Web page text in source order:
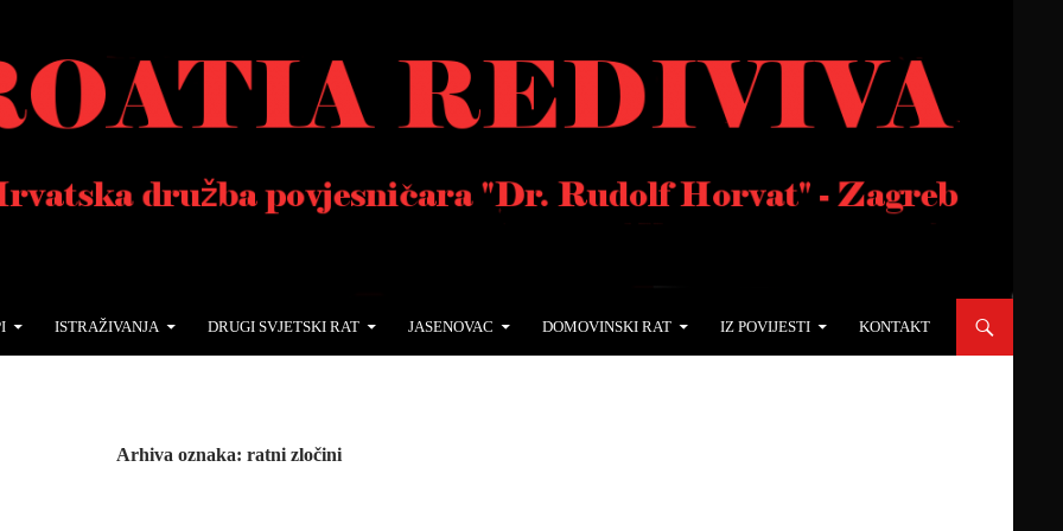
ISTRAŽIVANJA DRUGI SVJETSKI RAT JASENOVAC DOMOVINSKI RAT IZ POVIJESTI KONTAKT
Arhiva oznaka: ratni zločini